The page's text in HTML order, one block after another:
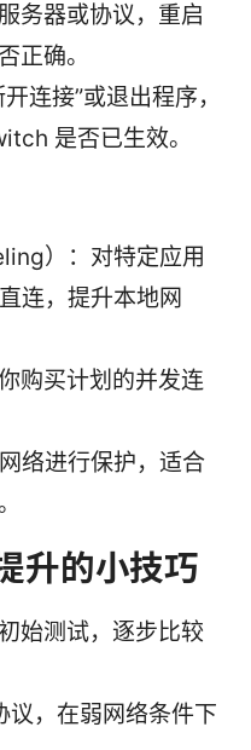
务器或协议，重启
正确。
连接”或退出程序，
是否已生效。
）：对特定应用
连，提升本地网
购买计划的并发连
络进行保护，适合
升的小技巧
始测试，逐步比较
，在弱网络条件下